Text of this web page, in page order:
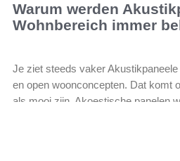
Warum werden
Wohnbereich immer
Je ziet steeds vaker
en open woonconcepten. Dat komt
als mooi zijn. Akoestische panelen